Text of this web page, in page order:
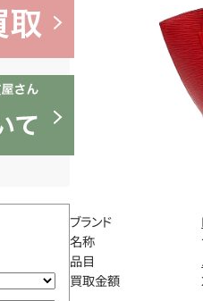
ブランド
名称
品目
買取金額